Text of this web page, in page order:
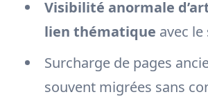
Visibilité anormale
lien thématique avec le
Surcharge de pages
souvent migrées sans